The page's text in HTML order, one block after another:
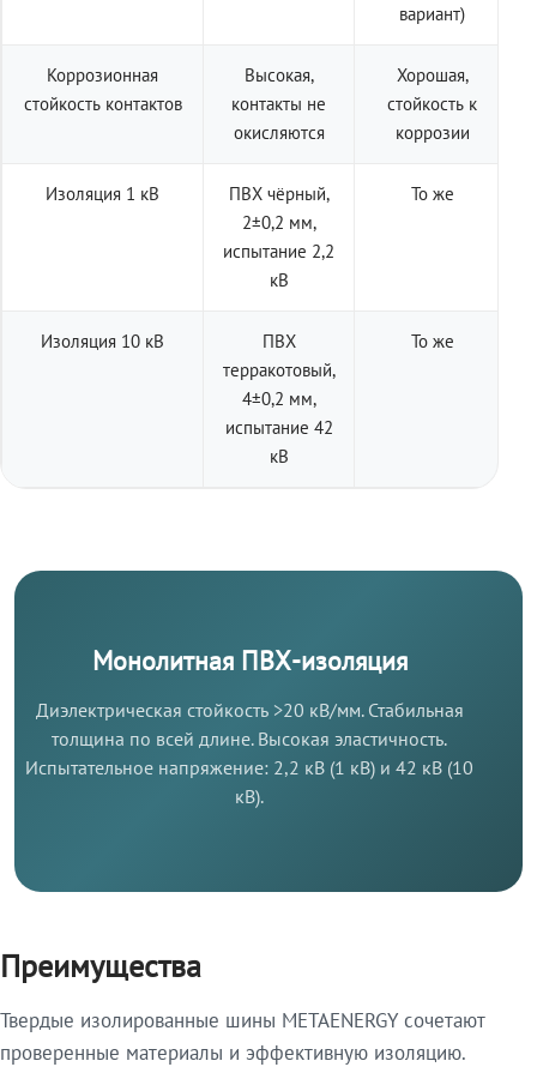
вариант)
Коррозионная
стойкость контактов
Высокая,
контакты не
окисляются
Хорошая,
стойкость к
коррозии
Изоляция 1 кВ
ПВХ чёрный,
2±0,2 мм,
испытание 2,2
кВ
То же
Изоляция 10 кВ
ПВХ
терракотовый,
4±0,2 мм,
испытание 42
кВ
То же
Монолитная ПВХ-изоляция
Диэлектрическая стойкость >20 кВ/мм. Стабильная
толщина по всей длине. Высокая эластичность.
Испытательное напряжение: 2,2 кВ (1 кВ) и 42 кВ (10
кВ).
Преимущества
Твердые изолированные шины METAENERGY сочетают
проверенные материалы и эффективную изоляцию.